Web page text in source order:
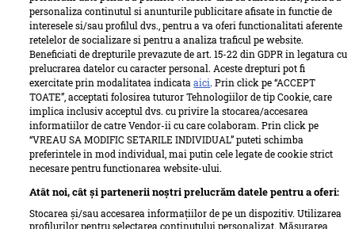
personaliza continutul si anunturile publicitare afisate in functie de
interesele si/sau profilul dvs., pentru a va oferi functionalitati aferente
retelelor de socializare si pentru a analiza traficul pe website.
Beneficiati de drepturile prevazute de art. 15-22 din GDPR in legatura cu
prelucrarea datelor cu caracter personal. Aceste drepturi pot fi
exercitate prin modalitatea indicataaici. Prin click pe “ACCEPT
TOATE”, acceptati folosirea tuturor Tehnologiilor de tip Cookie, care
implica inclusiv acceptul dvs. cu privire la stocarea/accesarea
informatiilor de catre Vendor-ii cu care colaboram. Prin click pe
“VREAU SA MODIFIC SETARILE INDIVIDUAL” puteti schimba
preferintele in mod individual, mai putin cele legate de cookie strict
necesare pentru functionarea website-ului.
Atât noi, cât și partenerii noștri prelucrăm datele pentru a oferi:
Stocarea și/sau accesarea informațiilor de pe un dispozitiv. Utilizarea
profilurilor pentru selectarea conținutului personalizat. Măsurarea